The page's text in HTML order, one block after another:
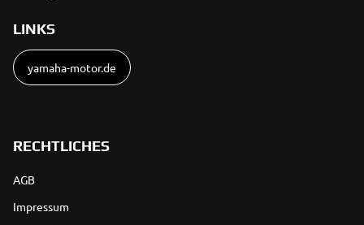
LINKS
yamaha-motor.de
RECHTLICHES
AGB
Impressum